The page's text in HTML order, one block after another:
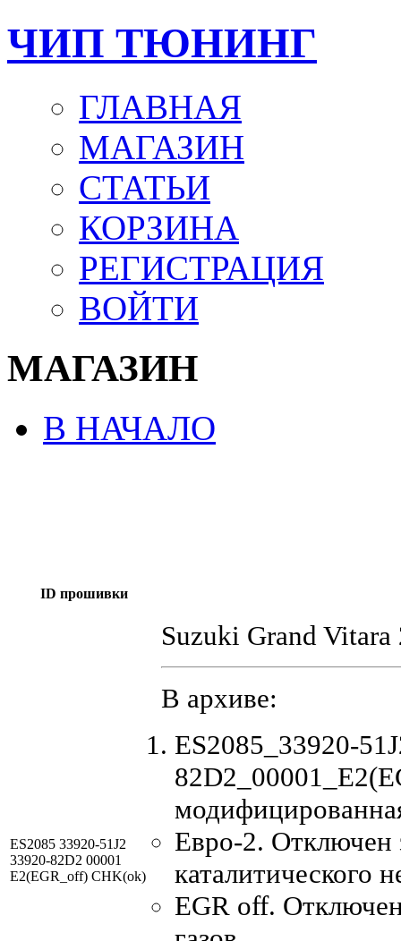
ЧИП ТЮНИНГ
ГЛАВНАЯ
МАГАЗИН
СТАТЬИ
КОРЗИНА
РЕГИСТРАЦИЯ
ВОЙТИ
МАГАЗИН
В НАЧАЛО
ID прошивки
ES2085 33920-51J2
33920-82D2 00001
E2(EGR_off) CHK(ok)
Suzuki Grand Vitara
В архиве:
ES2085_33920-
Евро-2. Отключен
каталитического
EGR off.